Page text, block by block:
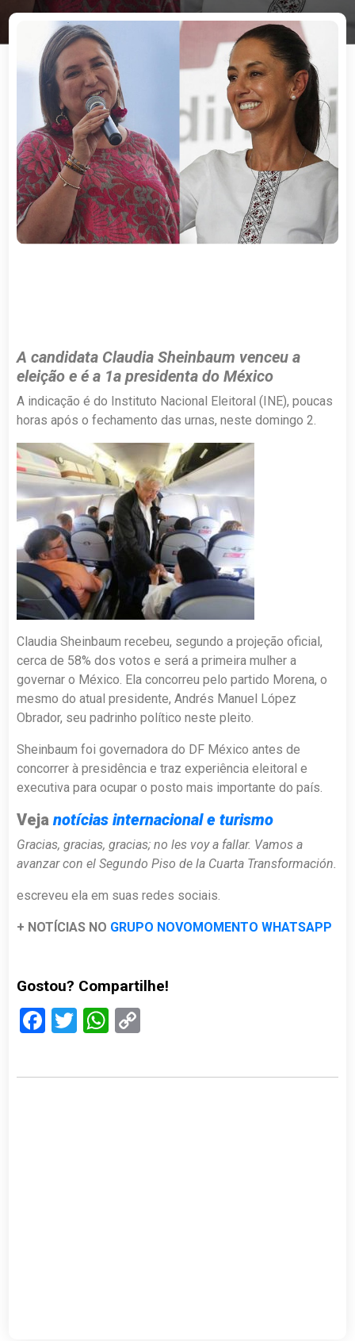
A candidata Claudia Sheinbaum venceu a
eleição e é a 1a presidenta do México
A indicação é do Instituto Nacional Eleitoral (INE), poucas
horas após o fechamento das urnas, neste domingo 2.
Claudia Sheinbaum recebeu, segundo a projeção oficial,
cerca de 58% dos votos e será a primeira mulher a
governar o México. Ela concorreu pelo partido Morena, o
mesmo do atual presidente, Andrés Manuel López
Obrador, seu padrinho político neste pleito.
Sheinbaum foi governadora do DF México antes de
concorrer à presidência e traz experiência eleitoral e
executiva para ocupar o posto mais importante do país.
Vejanotícias internacional e turismo
Gracias, gracias, gracias; no les voy a fallar. Vamos a
avanzar con el Segundo Piso de la Cuarta Transformación.
escreveu ela em suas redes sociais.
+ NOTÍCIAS NO GRUPO NOVOMOMENTO WHATSAPP
Gostou? Compartilhe!
Facebook
TwitterWhatsApp